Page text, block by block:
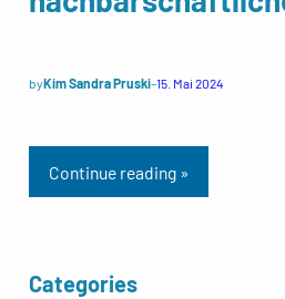
byKim Sandra Pruski–15. Mai 2024
Continue reading »
Categories